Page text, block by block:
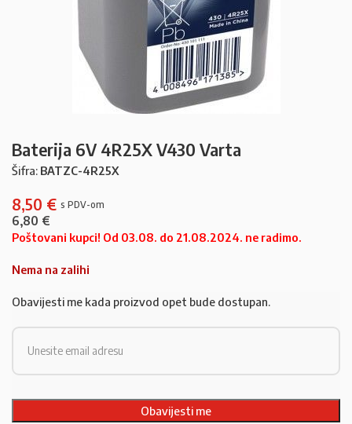
Baterija 6V 4R25X V430 Varta
Šifra: BATZC-4R25X
8,50 €
6,80 €
Poštovani kupci! Od 03.08. do 21.08.2024. ne radimo.
Nema na zalihi
Obavijesti me kada proizvod opet bude dostupan.